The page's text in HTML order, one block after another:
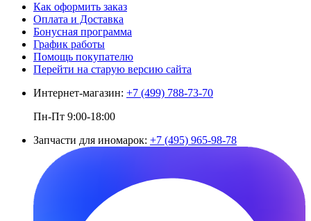
Как оформить заказ
Оплата и Доставка
Бонусная программа
График работы
Помощь покупателю
Перейти на старую версию сайта
Интернет-магазин: +7 (499) 788-73-70
Пн-Пт 9:00-18:00
Запчасти для иномарок: +7 (495) 965-98-78